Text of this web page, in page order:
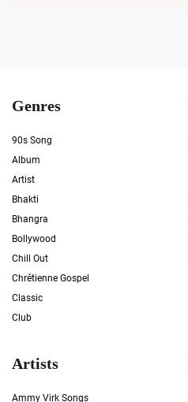
Genres
90s Song
Album
Artist
Bhakti
Bhangra
Bollywood
Chill Out
Chrétienne Gospel
Classic
Club
Artists
Ammy Virk Songs